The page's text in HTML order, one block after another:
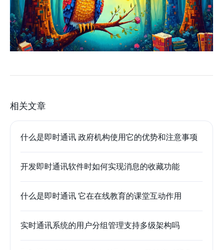
相关文章
什么是即时通讯 政府机构使用它的优势和注意事项
开发即时通讯软件时如何实现消息的收藏功能
什么是即时通讯 它在在线教育的课堂互动作用
实时通讯系统的用户分组管理支持多级架构吗